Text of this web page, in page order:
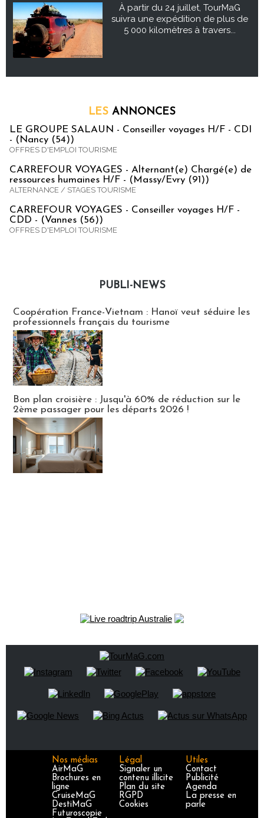
À partir du 24 juillet, TourMaG
suivra une expédition de plus de
5 000 kilomètres à travers...
LES ANNONCES
LE GROUPE SALAUN - Conseiller voyages H/F - CDI
- (Nancy (54))
OFFRES D'EMPLOI TOURISME
CARREFOUR VOYAGES - Alternant(e) Chargé(e) de
ressources humaines H/F - (Massy/Evry (91))
ALTERNANCE / STAGES TOURISME
CARREFOUR VOYAGES - Conseiller voyages H/F -
CDD - (Vannes (56))
OFFRES D'EMPLOI TOURISME
PUBLI-NEWS
Coopération France-Vietnam : Hanoï veut séduire les
professionnels français du tourisme
Bon plan croisière : Jusqu'à 60% de réduction sur le
2ème passager pour les départs 2026 !
Nos médias
AirMaG
Brochures en
ligne
CruiseMaG
DestiMaG
Futuroscopie
Légal
Signaler un
contenu illicite
Plan du site
RGPD
Cookies
Utiles
Contact
Publicité
Agenda
La presse en
parle